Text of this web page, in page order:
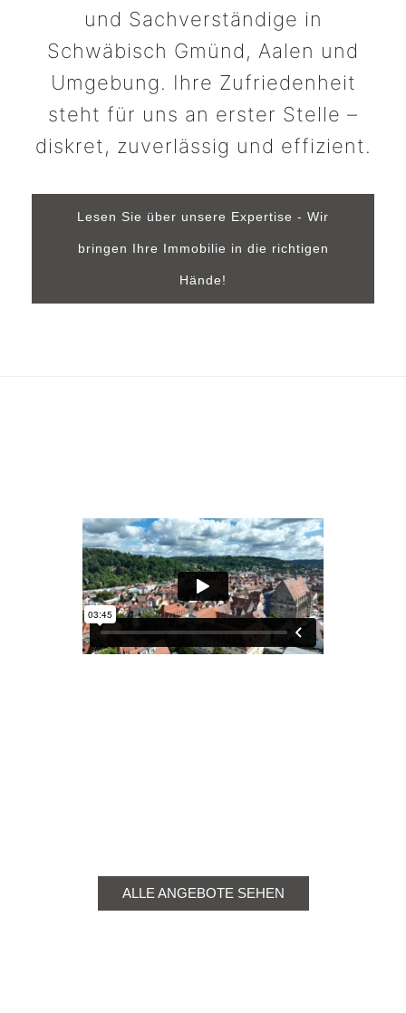
und Sachverständige in
Schwäbisch Gmünd, Aalen und
Umgebung. Ihre Zufriedenheit
steht für uns an erster Stelle –
diskret, zuverlässig und effizient.
Lesen Sie über unsere Expertise - Wir
bringen Ihre Immobilie in die richtigen
Hände!
ALLE ANGEBOTE SEHEN